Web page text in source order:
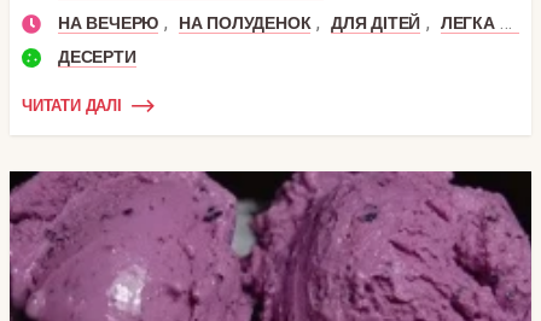
НА ВЕЧЕРЮ , НА ПОЛУДЕНОК , ДЛЯ ДІТЕЙ ,
ЛЕГКА ВЕЧЕРЯ
ДЕСЕРТИ
ЧИТАТИ ДАЛІ